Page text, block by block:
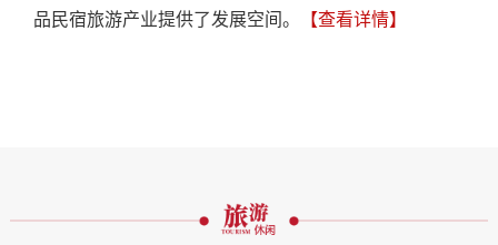
品民宿旅游产业提供了发展空间。 【查看详情】